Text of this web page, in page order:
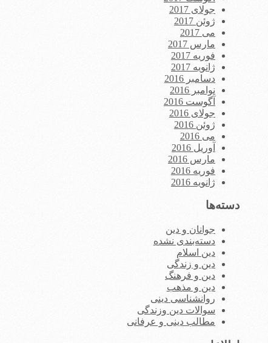
جولای 2017
ژوئن 2017
می 2017
مارس 2017
فوریه 2017
ژانویه 2017
دسامبر 2016
نوامبر 2016
آگوست 2016
جولای 2016
ژوئن 2016
می 2016
آوریل 2016
مارس 2016
فوریه 2016
ژانویه 2016
دسته‌ها
جوانان و دین
دسته‌بندی نشده
دین اسلام
دین و زندگی
دین و فرهنگ
دین و مذهب
روانشناسی دینی
سوالات دین وزندگی
مطالب دینی و عرفانی